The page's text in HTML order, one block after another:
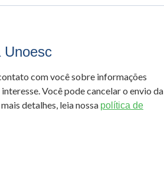
Unoesc
com você sobre informações
Você pode cancelar o envio da
detalhes, leia nossa política de